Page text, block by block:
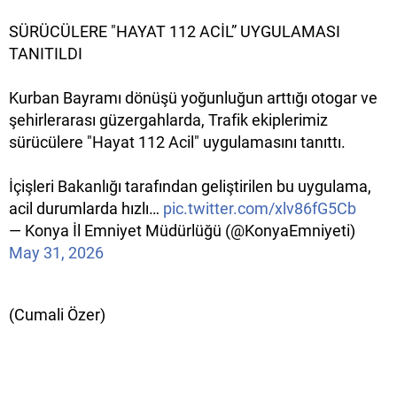
SÜRÜCÜLERE "HAYAT 112 ACİL” UYGULAMASI
TANITILDI
Kurban Bayramı dönüşü yoğunluğun arttığı otogar ve
şehirlerarası güzergahlarda, Trafik ekiplerimiz
sürücülere "Hayat 112 Acil" uygulamasını tanıttı.
İçişleri Bakanlığı tarafından geliştirilen bu uygulama,
acil durumlarda hızlı… pic.twitter.com/xlv86fG5Cb
— Konya İl Emniyet Müdürlüğü (@KonyaEmniyeti)
May 31, 2026
(Cumali Özer)